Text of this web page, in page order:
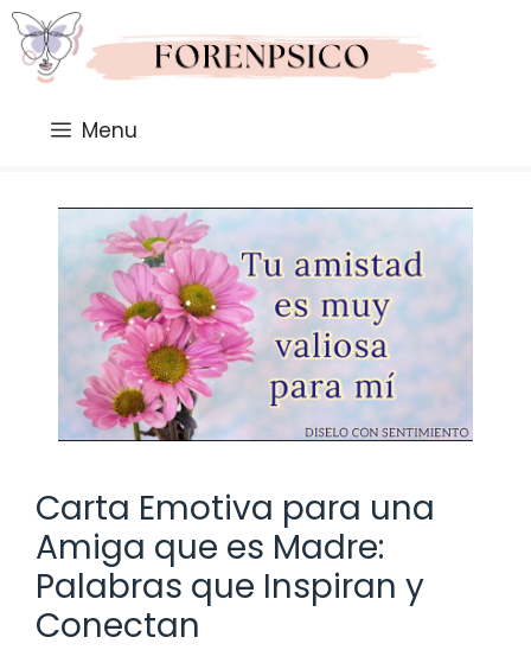
Saltar
al
contenido
Menu
Carta Emotiva para una
Amiga que es Madre:
Palabras que Inspiran y
Conectan